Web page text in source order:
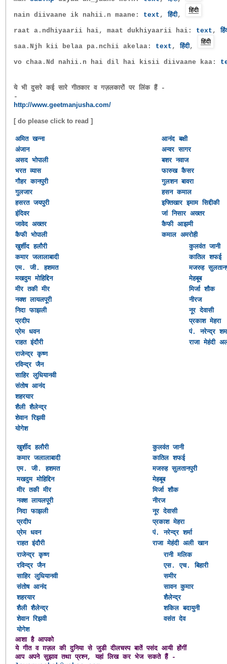
nain diivaane ik nahii.n maane: text ,हिंदी,
raat a.ndhiyaarii hai, maat dukhiyaarii hai: text ,
saa.Njh kii belaa pa.nchii akelaa: text ,हिंदी,
vo chaa.Nd nahii.n hai dil hai kisii diivaane kaa:
ये भी दुसरे कई सारे गीतकार व गज़लकारों पर लिंक हैं -
-
http://www.geetmanjusha.com/
[ do please click to read ]
अमित खन्ना
आनंद बक्षी
अंजान
अन्वर सागर
असद भोपाली
बशर नवाज
भरत व्यास
फारुख कैसर
गौहर कानपुरी
गुलशन बावरा
गुलजार
हसन कमाल
हसरत जयपुरी
इफ्तिखार इमाम सिद्दीकी
इंदिवर
जां निसार अख्तर
जावेद अख्तर
कैफी आझमी
कैफी भोपाली
कमाल अमरोही
खुर्शीद हलौरी
कुलवंत जानी
कमार जलालाबादी
कातिल शफई
एम. जी. हशमत
मजरुह
मखदुम मोहिद्दिन
मेहबूब
मीर तकी मीर
मिर्जा शौक
नक्श लायलपूरी
नीरज
निदा फाझली
नूर देवासी
प्रदीप
प्रकाश मेहरा
प्रेम धवन
पं. नरेन्द्र
राहत इंदौरी
राजा मेहंदी
राजेन्द्र कृष्ण
रविन्द्र जैन
साहिर लुधियानवी
संतोष आनंद
शहरयार
शैली शैलेन्द्र
शेवान रिझवी
योगेश
खुर्शीद हलौरी
कुलवंत जानी
कमार जलालाबादी
कातिल शफई
एम. जी. हशमत
मजरुह सुलतानपुरी
मखदुम मोहिद्दिन
मेहबूब
मीर तकी मीर
मिर्जा शौक
नक्श लायलपूरी
नीरज
निदा फाझली
नूर देवासी
प्रदीप
प्रकाश मेहरा
प्रेम धवन
पं. नरेन्द्र शर्मा
राहत इंदौरी
राजा मेहंदी अली खान
राजेन्द्र कृष्ण
रानी मलिक
रविन्द्र जैन
एस. एच. बिहारी
साहिर लुधियानवी
समीर
संतोष आनंद
सावन कुमार
शहरयार
शैलेन्द्र
शैली शैलेन्द्र
शकिल बदायुनी
शेवान रिझवी
वसंत देव
योगेश
आशा है आपको
ये गीत व ग़ज़ल की दुनिया से जुडी दीलचस्प बातें पसंद आयी होंगीं
आप अपने सुझाव तथा प्रश्न, यहां लिख कर भेज सकते हैं -